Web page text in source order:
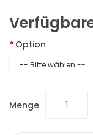
Option
Menge